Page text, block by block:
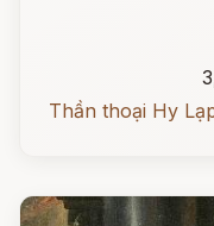
Thần thoại Hy